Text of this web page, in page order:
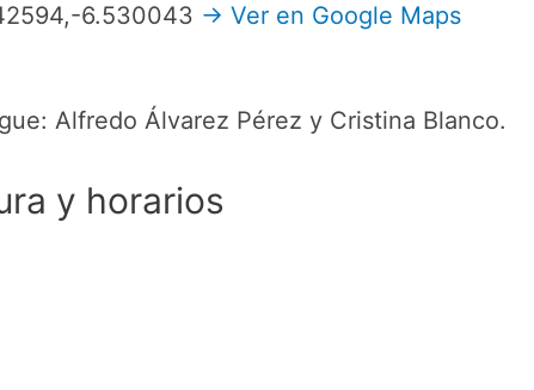
6.530043 → Ver en Google Maps
Alfredo Álvarez Pérez y Cristina Blanco.
y horarios